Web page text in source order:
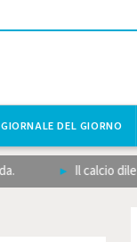
GIORNALE DEL GIORNO
Il calcio